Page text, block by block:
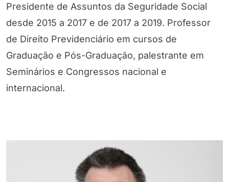
Presidente de Assuntos da Seguridade Social
desde 2015 a 2017 e de 2017 a 2019. Professor
de Direito Previdenciário em cursos de
Graduação e Pós-Graduação, palestrante em
Seminários e Congressos nacional e
internacional.